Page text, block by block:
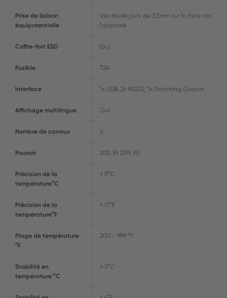
Prise de liaison
équipotentielle
Via douille jack de 3,5mm sur la face arrière
l'appareil
Coffre-fort ESD Oui
Fusible T2A
Interface 1x USB, 2x RS232, 1x Switching Output
Affichage multilingue Oui
Nombre de canaux 2
Pouvoir 200 W (255 W)
Précision de la
température°C
± 9°C
Précision de la
température°F
± 17°F
Plage de température
°F
200 - 999 °F
Stabilité en
température °C
± 2°C